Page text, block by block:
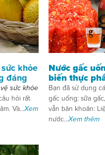
khỏe
đáng
sức khỏe
hỏi rất
Và...Xem
Nước gấc
biến thực
Bạn đã sử dụng
gấc uống: sữa
vẫn băn khoăn:
nước...Xem thêm